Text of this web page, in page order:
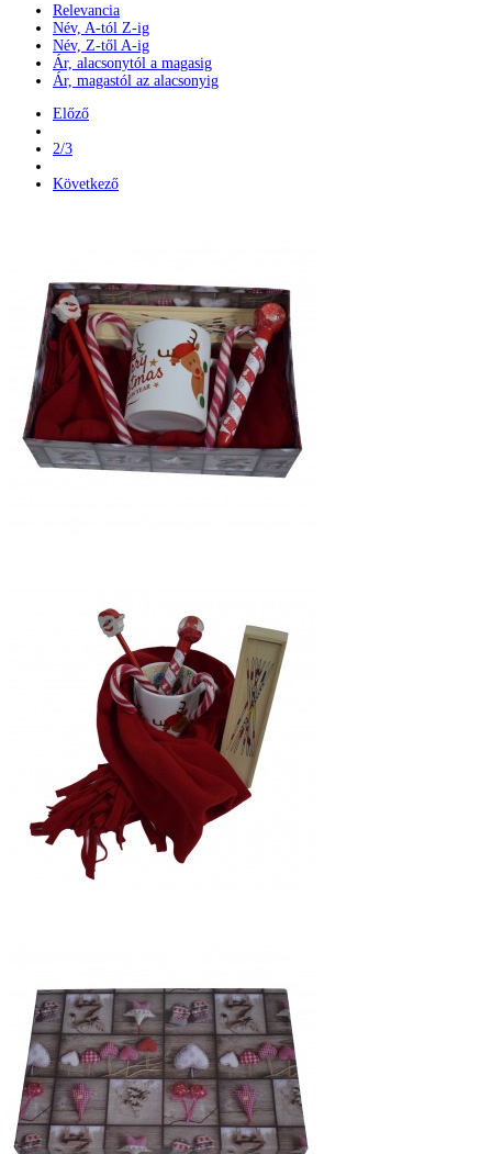
Relevancia
Név, A-tól Z-ig
Név, Z-től A-ig
Ár, alacsonytól a magasig
Ár, magastól az alacsonyig
Előző
2/3
Következő